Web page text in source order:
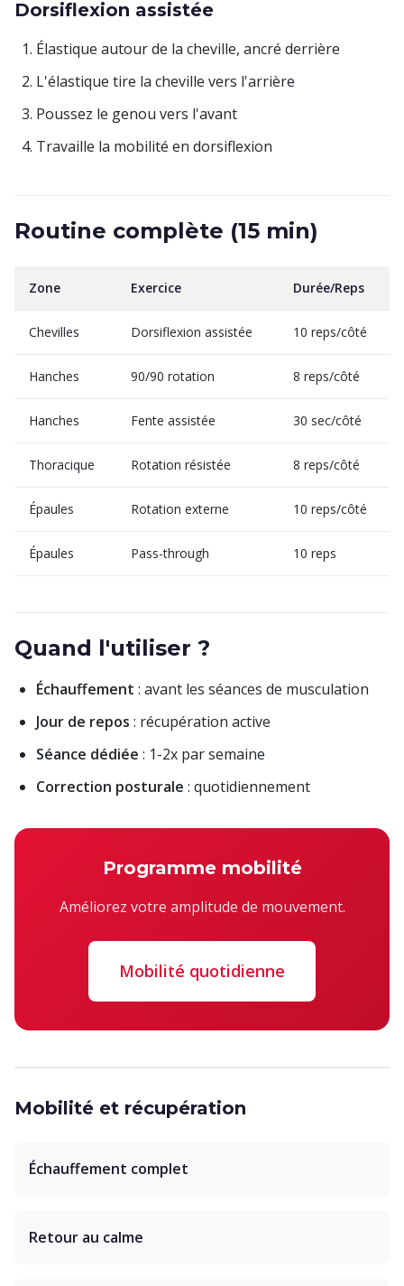
Dorsiflexion assistée
Élastique autour de la cheville, ancré derrière
L'élastique tire la cheville vers l'arrière
Poussez le genou vers l'avant
Travaille la mobilité en dorsiflexion
Routine complète (15 min)
Zone Exercice Durée/Reps
Chevilles Dorsiflexion assistée 10 reps/côté
Hanches 90/90 rotation 8 reps/côté
Hanches Fente assistée 30 sec/côté
Thoracique Rotation résistée 8 reps/côté
Épaules Rotation externe 10 reps/côté
Épaules Pass-through 10 reps
Quand l'utiliser ?
Échauffement : avant les séances de musculation
Jour de repos : récupération active
Séance dédiée : 1-2x par semaine
Correction posturale : quotidiennement
Programme mobilité
Améliorez votre amplitude de mouvement.
Mobilité quotidienne
Mobilité et récupération
Échauffement complet
Retour au calme